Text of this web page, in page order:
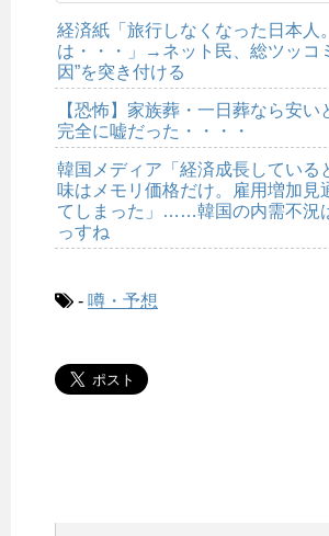
経済紙「旅行しなくなった日本人
は・・・」→ネット民、総ツッコ
因”を突き付ける
【恐怖】家族葬・一日葬なら安い
完全に嘘だった・・・・
韓国メディア「経済成長している
味はメモリ価格だけ。雇用増加見
てしまった」……韓国の内需不況
っすね
- 噂・予想